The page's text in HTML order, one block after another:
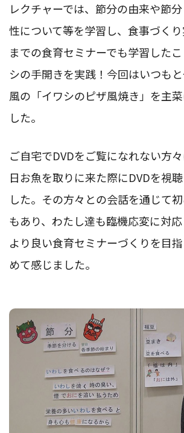
レクチャーでは、節分の由来や節
性について等を学習し、食事づく
までの食育セミナーでも学習した
シの手開きを実践！今回はいつも
風の「イワシのピザ風焼き」を主
した。
ご自宅でDVDをご覧になれない方
日お魚を取りに来た際にDVDを視
した。その方々との会話を通じて
もあり、わたし達も臨機応変に対
より良い食育セミナーづくりを目
めて感じました。